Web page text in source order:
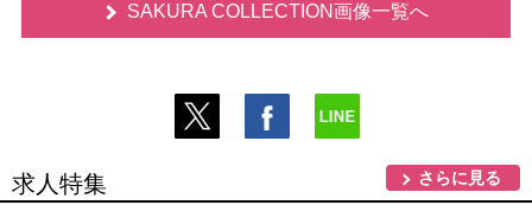
SAKURA COLLECTION画像一覧へ
求人特集 さらに見る